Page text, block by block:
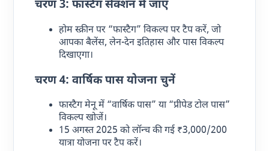
चरण 3: फास्टैग सेक्शन में जाएं
होम स्क्रीन पर “फास्टैग” विकल्प पर टैप करें, जो
आपका बैलेंस, लेन-देन इतिहास और पास विकल्प
दिखाएगा।
चरण 4: वार्षिक पास योजना चुनें
फास्टैग मेनू में “वार्षिक पास” या “प्रीपेड टोल पास”
विकल्प खोजें।
15 अगस्त 2025 को लॉन्च की गई ₹3,000/200
यात्रा योजना पर टैप करें।